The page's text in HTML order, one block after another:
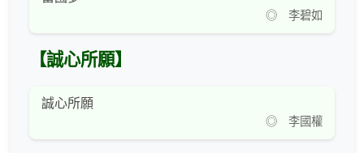
◎ 李碧如
【誠心所願】
誠心所願
◎ 李國權